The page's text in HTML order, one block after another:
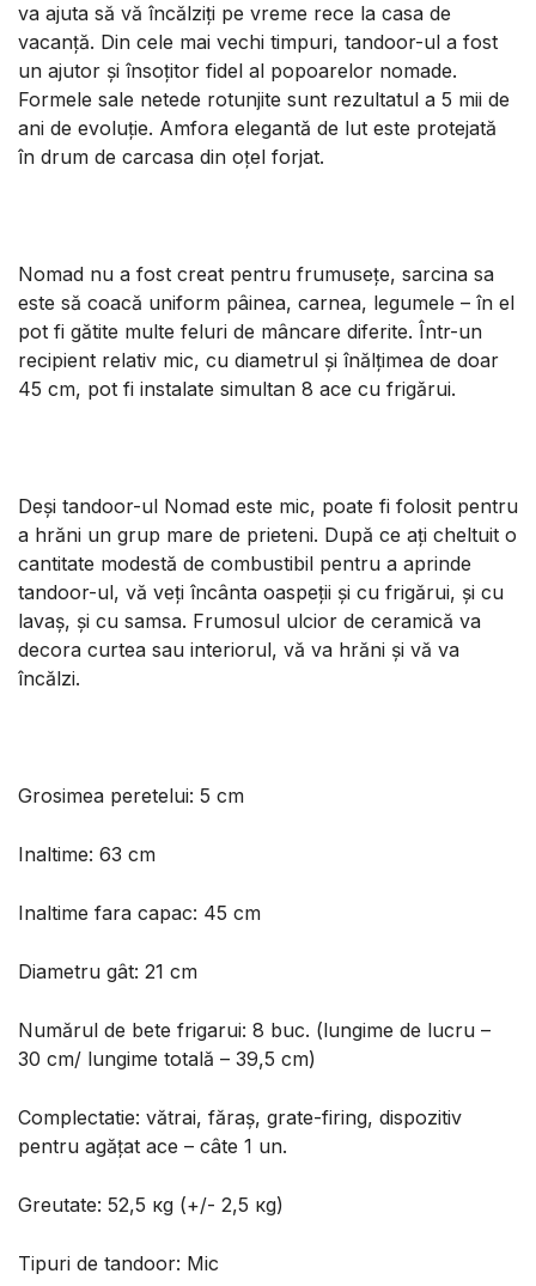
va ajuta să vă încălziți pe vreme rece la casa de
vacanță. Din cele mai vechi timpuri, tandoor-ul a fost
un ajutor și însoțitor fidel al popoarelor nomade.
Formele sale netede rotunjite sunt rezultatul a 5 mii de
ani de evoluție. Amfora elegantă de lut este protejată
în drum de carcasa din oțel forjat.
Nomad nu a fost creat pentru frumusețe, sarcina sa
este să coacă uniform pâinea, carnea, legumele – în el
pot fi gătite multe feluri de mâncare diferite. Într-un
recipient relativ mic, cu diametrul și înălțimea de doar
45 cm, pot fi instalate simultan 8 ace cu frigărui.
Deși tandoor-ul Nomad este mic, poate fi folosit pentru
a hrăni un grup mare de prieteni. După ce ați cheltuit o
cantitate modestă de combustibil pentru a aprinde
tandoor-ul, vă veți încânta oaspeții și cu frigărui, și cu
lavaș, și cu samsa. Frumosul ulcior de ceramică va
decora curtea sau interiorul, vă va hrăni și vă va
încălzi.
Grosimea peretelui: 5 сm
Inaltime: 63 сm
Inaltime fara capac: 45 сm
Diametru gât: 21 сm
Numărul de bete frigarui: 8 buc. (lungime de lucru –
30 cm/ lungime totală – 39,5 cm)
Complectatie: vătrai, făraș, grate-firing, dispozitiv
pentru agățat ace – câte 1 un.
Greutate: 52,5 кg (+/- 2,5 кg)
Tipuri de tandoor: Mic